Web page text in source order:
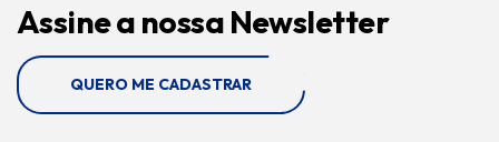
Assine a nossa Newsletter
QUERO ME CADASTRAR